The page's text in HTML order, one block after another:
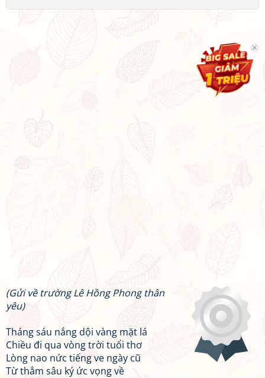
(Gửi về trường Lê Hồng Phong thân
yêu)
Tháng sáu nắng dội vàng mặt lá
Chiều đi qua vòng trời tuổi thơ
Lòng nao nức tiếng ve ngày cũ
Từ thẳm sâu ký ức vọng về